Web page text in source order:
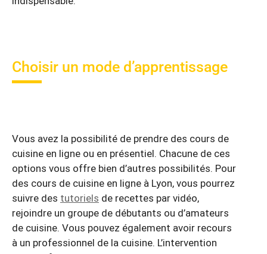
Choisir un mode d’apprentissage
Vous avez la possibilité de prendre des cours de
cuisine en ligne ou en présentiel. Chacune de ces
options vous offre bien d’autres possibilités. Pour
des cours de cuisine en ligne à Lyon, vous pourrez
suivre des tutoriels de recettes par vidéo,
rejoindre un groupe de débutants ou d’amateurs
de cuisine. Vous pouvez également avoir recours
à un professionnel de la cuisine. L’intervention